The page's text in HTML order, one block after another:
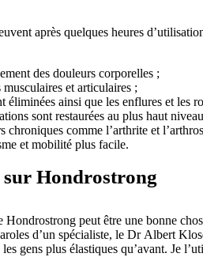
après quelques heures
des douleurs corporelles ;
et articulaires ;
éliminées ainsi que les enflures et les
sont restaurées au plus haut
chroniques comme l’arthrite et
et mobilité plus facile.
sur Hondrostrong
peut être une bonne
d’un spécialiste, le Dr Albert
gens plus élastiques qu’avant. Je